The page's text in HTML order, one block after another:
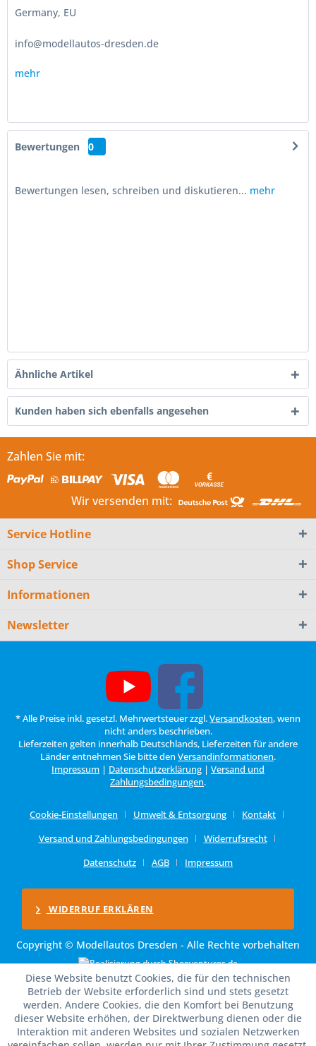
Germany, EU
info@modellautos-dresden.de
mehr
Bewertungen 0
Bewertungen lesen, schreiben und diskutieren... mehr
Ähnliche Artikel
Kunden haben sich ebenfalls angesehen
Zahlen Sie mit:
Wir versenden mit:
Service Hotline
Shop Service
Informationen
Newsletter
* Alle Preise inkl. gesetzl. Mehrwertsteuer zzgl.Versandkosten, wenn
nicht anders beschrieben.
Lieferzeiten gelten innerhalb Deutschlands, Lieferzeiten für andere
Länder entnehmen Sie bitte den Versandinformationen.
Impressum | Datenschutzerklärung | Versand und
Zahlungsbedingungen.
Cookie-Einstellungen Umwelt & Entsorgung
Kontakt
Versand und Zahlungsbedingungen
Widerrufsrecht
Datenschutz
AGB Impressum
WIDERRUF ERKLÄREN
Copyright © Modellautos Dresden - Alle Rechte vorbehalten
Diese Website benutzt Cookies, die für den technischen
Betrieb der Website erforderlich sind und stets gesetzt
werden. Andere Cookies, die den Komfort bei Benutzung
dieser Website erhöhen, der Direktwerbung dienen oder die
Interaktion mit anderen Websites und sozialen Netzwerken